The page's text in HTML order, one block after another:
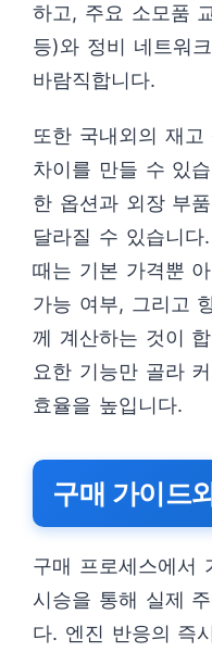
하고, 주요 소모품
등)와 정비 네트워
바람직합니다.
또한 국내외의 재
차이를 만들 수 있
한 옵션과 외장 부
달라질 수 있습니
때는 기본 가격뿐
가능 여부, 그리고
께 계산하는 것이
요한 기능만 골라
효율을 높입니다.
구매 가이드
구매 프로세스에서
시승을 통해 실제
다. 엔진 반응의 즉